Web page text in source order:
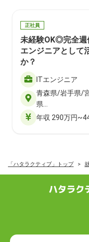
正社員
未経験OK◎完全
エンジニアとして
か？
ITエンジニア
青森県/岩手県/
県…
年収 290万円
「ハタラクティブ」トップ
ハタラク